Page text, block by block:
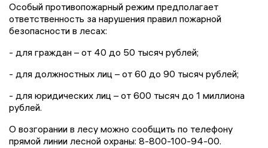
Особый противопожарный режим предполагает
ответственность за нарушения правил пожарной
безопасности в лесах:
- для граждан – от 40 до 50 тысяч рублей;
- для должностных лиц – от 60 до 90 тысяч рублей;
- для юридических лиц – от 600 тысяч до 1 миллиона
рублей.
О возгорании в лесу можно сообщить по телефону
прямой линии лесной охраны: 8-800-100-94-00.